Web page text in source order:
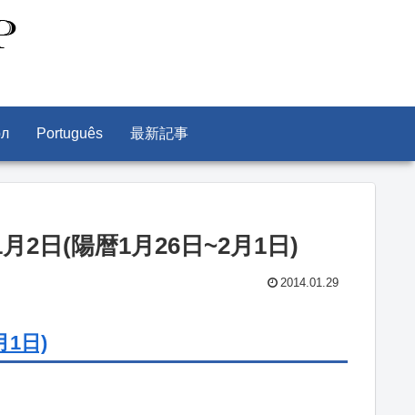
Português 最新記事
2日(陽暦1月26日~2月1日)
2014.01.29
1日)